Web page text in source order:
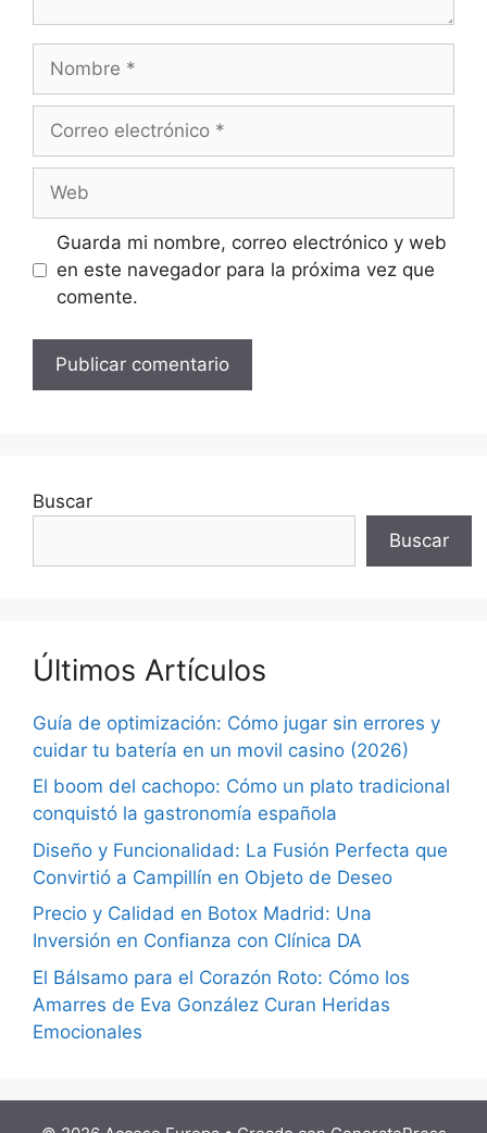
Nombre
Correo
Web
Guarda mi nombre, correo electrónico y web
en este navegador para la próxima vez que
comente.
Buscar
Buscar
Últimos Artículos
Guía de optimización: Cómo jugar sin errores y
cuidar tu batería en un movil casino (2026)
El boom del cachopo: Cómo un plato tradicional
conquistó la gastronomía española
Diseño y Funcionalidad: La Fusión Perfecta que
Convirtió a Campillín en Objeto de Deseo
Precio y Calidad en Botox Madrid: Una
Inversión en Confianza con Clínica DA
El Bálsamo para el Corazón Roto: Cómo los
Amarres de Eva González Curan Heridas
Emocionales